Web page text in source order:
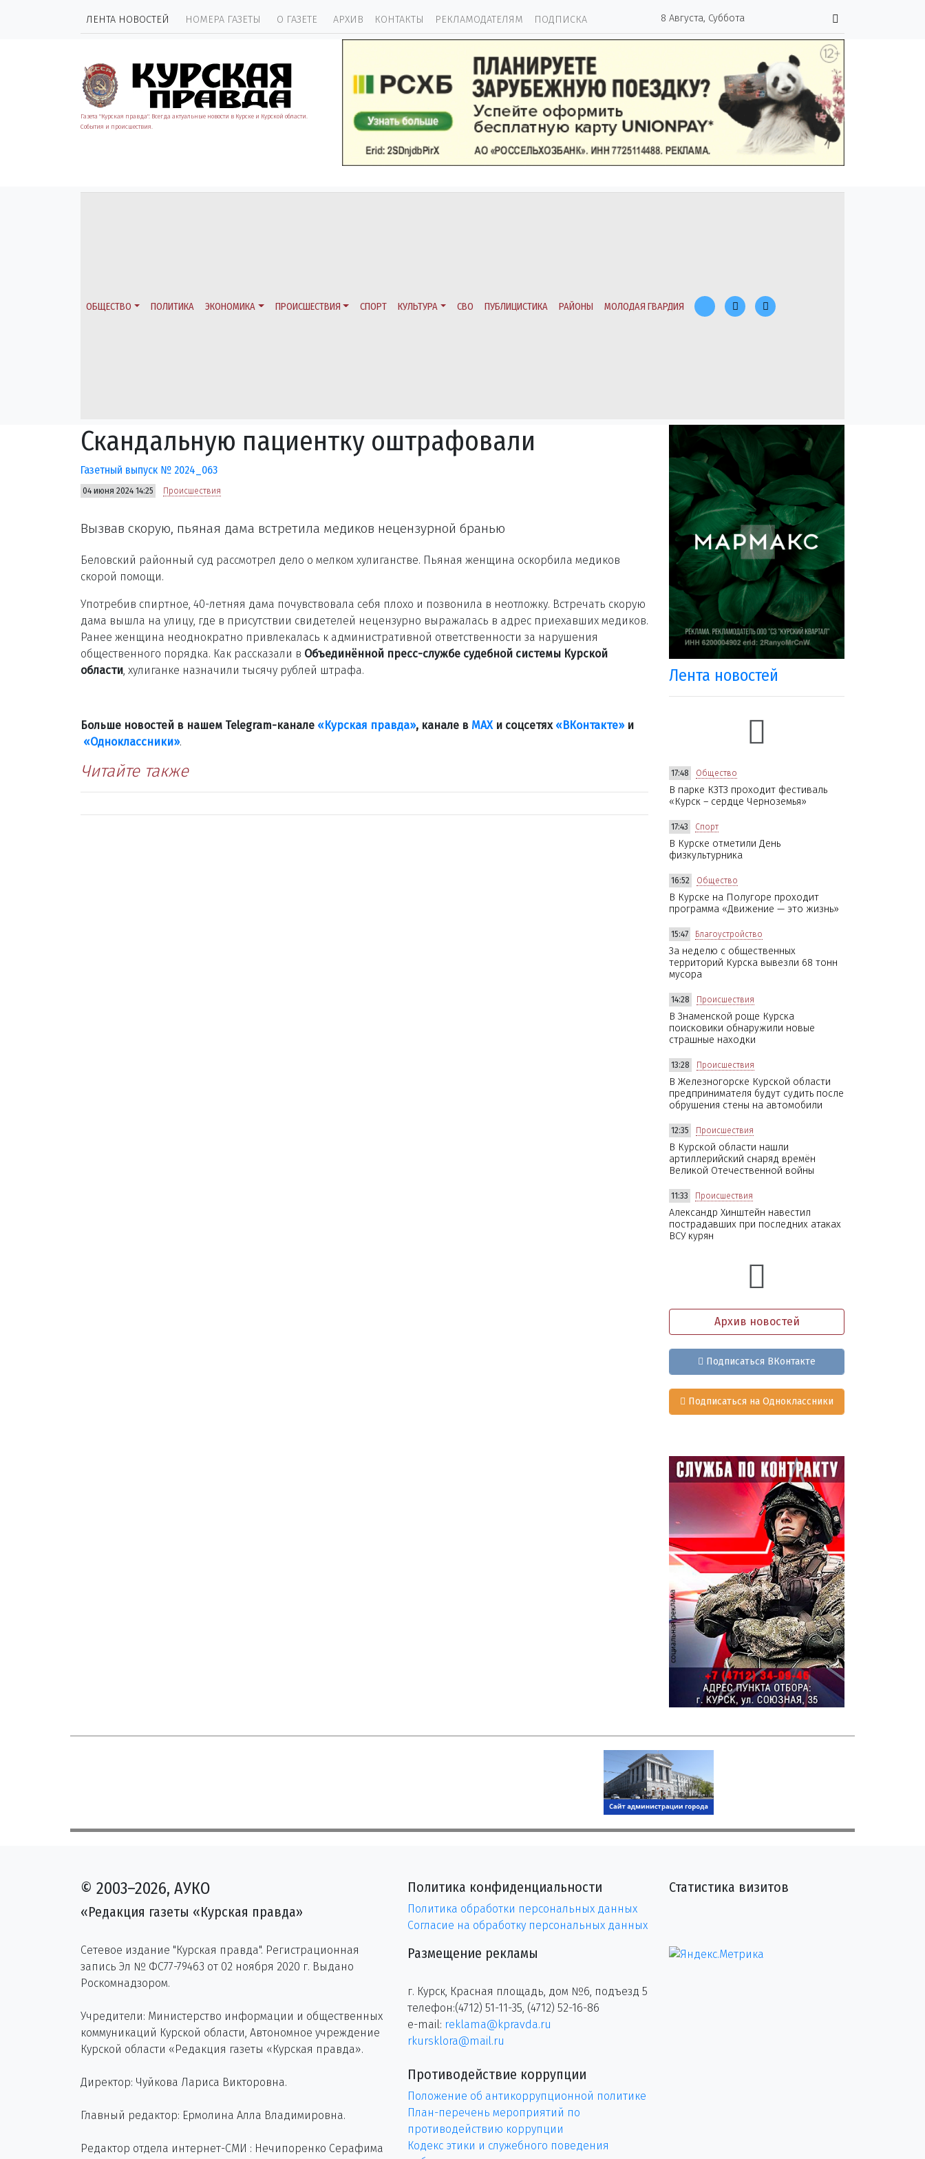
ЛЕНТА НОВОСТЕЙ НОМЕРА ГАЗЕТЫ О ГАЗЕТЕ АРХИВ КОНТАКТЫ РЕКЛАМОДАТЕЛЯМ ПОДПИСКА 8 Августа, Суббота
Газета "Курская правда". Всегда актуальные новости в Курске и Курской области.
События и происшествия.
ОБЩЕСТВО ПОЛИТИКА ЭКОНОМИКА ПРОИСШЕСТВИЯ СПОРТ КУЛЬТУРА СВО ПУБЛИЦИСТИКА РАЙОНЫ МОЛОДАЯ ГВАРДИЯ
Скандальную пациентку оштрафовали
Газетный выпуск № 2024_063
04 июня 2024 14:25 Происшествия
Вызвав скорую, пьяная дама встретила медиков нецензурной бранью
Беловский районный суд рассмотрел дело о мелком хулиганстве. Пьяная женщина оскорбила медиков
скорой помощи.
Употребив спиртное, 40-летняя дама почувствовала себя плохо и позвонила в неотложку. Встречать скорую
дама вышла на улицу, где в присутствии свидетелей нецензурно выражалась в адрес приехавших медиков.
Ранее женщина неоднократно привлекалась к административной ответственности за нарушения
общественного порядка. Как рассказали в Объединённой пресс-службе судебной системы Курской
области , хулиганке назначили тысячу рублей штрафа.
Больше новостей в нашем Telegram-канале «Курская правда», канале в МАХ и соцсетях «ВКонтакте»и
«Одноклассники».
Читайте также
Лента новостей
17:48 Общество
В парке КЗТЗ проходит фестиваль
«Курск – сердце Черноземья»
17:43 Спорт
В Курске отметили День
физкультурника
16:52 Общество
В Курске на Полугоре проходит
программа «Движение — это жизнь»
15:47 Благоустройство
За неделю с общественных
территорий Курска вывезли 68 тонн
мусора
14:28 Происшествия
В Знаменской роще Курска
поисковики обнаружили новые
страшные находки
13:28 Происшествия
В Железногорске Курской области
предпринимателя будут судить после
обрушения стены на автомобили
12:35 Происшествия
В Курской области нашли
артиллерийский снаряд времён
Великой Отечественной войны
11:33 Происшествия
Александр Хинштейн навестил
пострадавших при последних атаках
ВСУ курян
Архив новостей
Подписаться ВКонтакте
Подписаться на Одноклассники
© 2003–2026, АУКО
«Редакция газеты «Курская правда»
Сетевое издание "Курская правда". Регистрационная
запись Эл № ФС77-79463 от 02 ноября 2020 г. Выдано
Роскомнадзором.
Учредители: Министерство информации и общественных
коммуникаций Курской области, Автономное учреждение
Курской области «Редакция газеты «Курская правда».
Директор: Чуйкова Лариса Викторовна.
Главный редактор: Ермолина Алла Владимировна.
Редактор отдела интернет-СМИ : Нечипоренко Серафима
Политика конфиденциальности
Политика обработки персональных данных
Согласие на обработку персональных данных
Размещение рекламы
г. Курск, Красная площадь, дом №6, подъезд 5
телефон:(4712) 51-11-35, (4712) 52-16-86
e-mail: reklama@kpravda.ru
rkursklora@mail.ru
Противодействие коррупции
Положение об антикоррупционной политике
План-перечень мероприятий по
противодействию коррупции
Кодекс этики и служебного поведения
Статистика визитов